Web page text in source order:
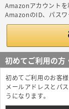
Amazonアカウントを
AmazonのID、パスワ
初めてご利用の方
初めてご利用のお客
メールアドレスとパ
うになります。